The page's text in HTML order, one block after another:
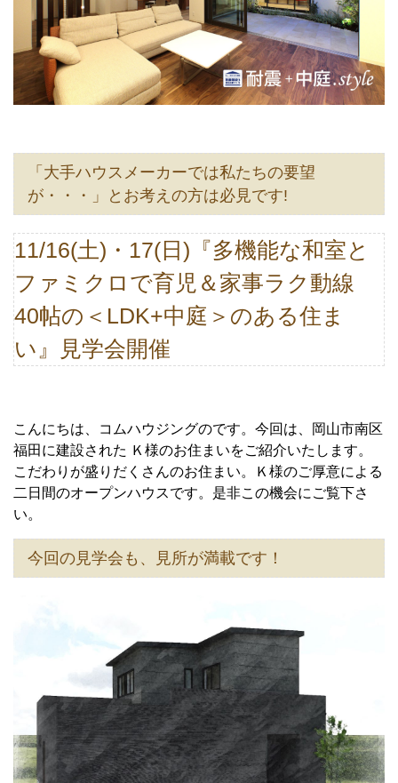
「大手ハウスメーカーでは私たちの要望
が・・・」とお考えの方は必見です!
11/16(土)・17(日)『多機能な和室と
ファミクロで育児＆家事ラク動線
40帖の＜LDK+中庭＞のある住ま
い』見学会開催
こんにちは、コムハウジングのです。 今回は、岡山市南区
福田に建設された Ｋ様のお住まいをご紹介いたします。
こだわりが盛りだくさんのお住まい。Ｋ様のご厚意による
二日間のオープンハウスです。 是非この機会にご覧下さ
い。
今回の見学会も、見所が満載です！